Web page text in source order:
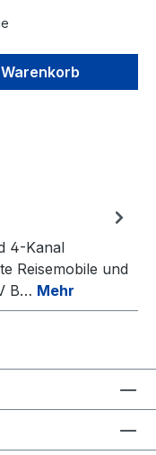
4-Kanal
Reisemobile und
B… Mehr